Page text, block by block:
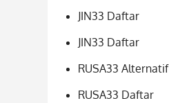
JIN33 Daftar
JIN33 Daftar
RUSA33 Alternatif
RUSA33 Daftar